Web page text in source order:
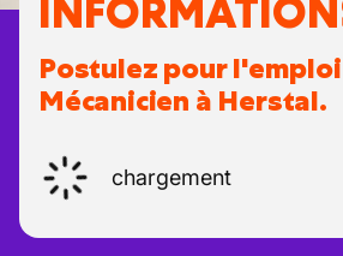
Postulez pour l'emploi
Mécanicien à Herstal.
chargement